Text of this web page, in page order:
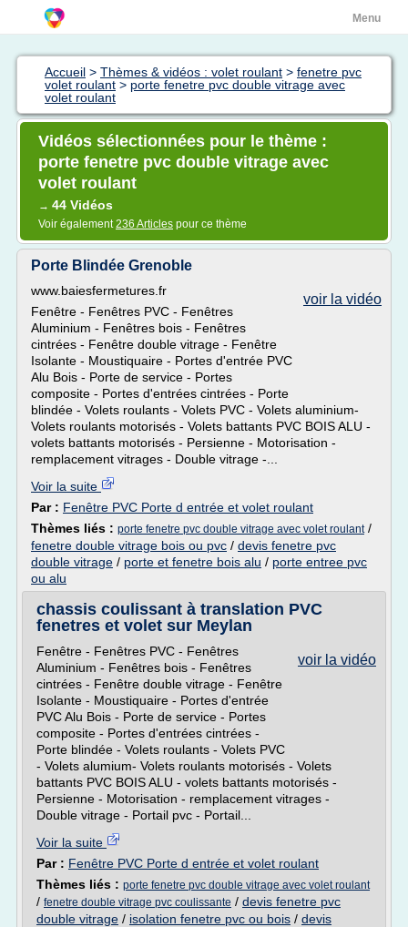
Menu
Accueil > Thèmes & vidéos : volet roulant > fenetre pvc
volet roulant > porte fenetre pvc double vitrage avec
volet roulant
Vidéos sélectionnées pour le thème :
porte fenetre pvc double vitrage avec
volet roulant
→ 44 Vidéos
Voir également236 Articles pour ce thème
Porte Blindée Grenoble
voir la vidéo
www.baiesfermetures.fr
Fenêtre - Fenêtres PVC - Fenêtres
Aluminium - Fenêtres bois - Fenêtres
cintrées - Fenêtre double vitrage - Fenêtre
Isolante - Moustiquaire - Portes d'entrée PVC
Alu Bois - Porte de service - Portes
composite - Portes d'entrées cintrées - Porte
blindée - Volets roulants - Volets PVC - Volets aluminium-
Volets roulants motorisés - Volets battants PVC BOIS ALU -
volets battants motorisés - Persienne - Motorisation -
remplacement vitrages - Double vitrage -...
Voir la suite
Par : Fenêtre PVC Porte d entrée et volet roulant
Thèmes liés : porte fenetre pvc double vitrage avec volet roulant/
fenetre double vitrage bois ou pvc / devis fenetre pvc
double vitrage / porte et fenetre bois alu / porte entree pvc
ou alu
chassis coulissant à translation PVC
fenetres et volet sur Meylan
voir la vidéo
Fenêtre - Fenêtres PVC - Fenêtres
Aluminium - Fenêtres bois - Fenêtres
cintrées - Fenêtre double vitrage - Fenêtre
Isolante - Moustiquaire - Portes d'entrée
PVC Alu Bois - Porte de service - Portes
composite - Portes d'entrées cintrées -
Porte blindée - Volets roulants - Volets PVC
- Volets alumium- Volets roulants motorisés - Volets
battants PVC BOIS ALU - volets battants motorisés -
Persienne - Motorisation - remplacement vitrages -
Double vitrage - Portail pvc - Portail...
Voir la suite
Par : Fenêtre PVC Porte d entrée et volet roulant
Thèmes liés : porte fenetre pvc double vitrage avec volet roulant
/ fenetre double vitrage pvc coulissante / devis fenetre pvc
double vitrage / isolation fenetre pvc ou bois / devis